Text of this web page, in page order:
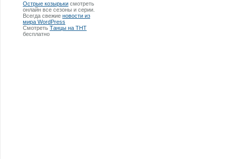
Острые козырьки смотреть
онлайн все сезоны и серии.
Всегда свежие новости из
мира WordPress
Смотреть Танцы на ТНТ
бесплатно